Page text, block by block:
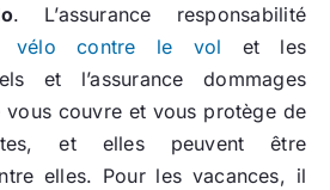
. L’assurance responsabilité
vélo contre le vol et les
et l’assurance dommages
vous couvre et vous protège de
et elles peuvent être
elles. Pour les vacances, il